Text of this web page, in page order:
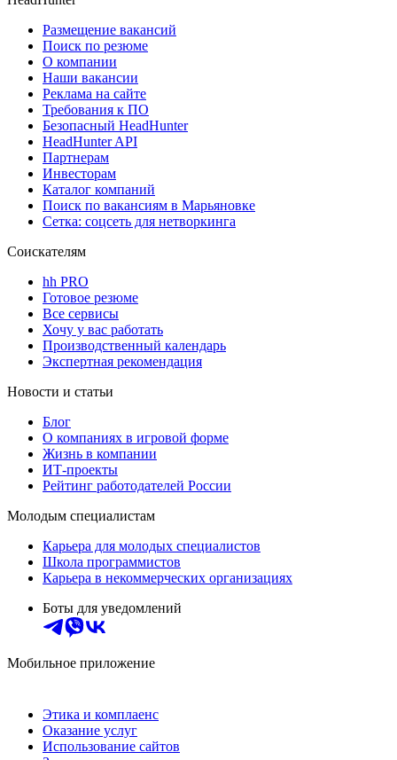
Размещение вакансий
Поиск по резюме
О компании
Наши вакансии
Реклама на сайте
Требования к ПО
Безопасный HeadHunter
HeadHunter API
Партнерам
Инвесторам
Каталог компаний
Поиск по вакансиям в Марьяновке
Сетка: соцсеть для нетворкинга
Соискателям
hh PRO
Готовое резюме
Все сервисы
Хочу у вас работать
Производственный календарь
Экспертная рекомендация
Новости и статьи
Блог
О компаниях в игровой форме
Жизнь в компании
ИТ-проекты
Рейтинг работодателей России
Молодым специалистам
Карьера для молодых специалистов
Школа программистов
Карьера в некоммерческих организациях
Боты для уведомлений
Мобильное приложение
Этика и комплаенс
Оказание услуг
Использование сайтов